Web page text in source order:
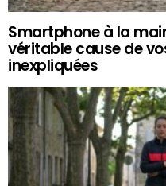
Smartphone à la
véritable cause de
inexpliquées